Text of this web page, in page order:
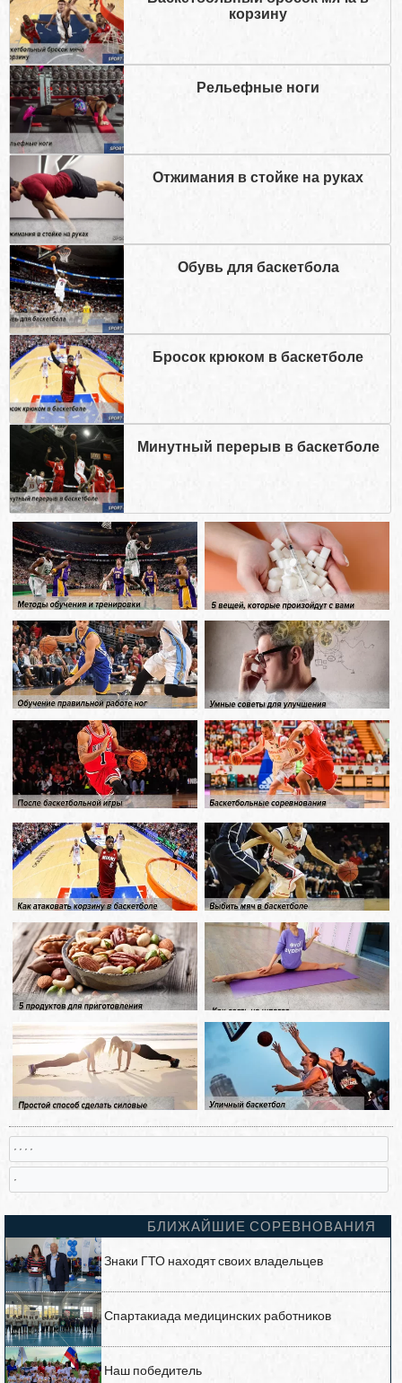
корзину
Рельефные ноги
Отжимания в стойке на руках
Обувь для баскетбола
Бросок крюком в баскетболе
Минутный перерыв в баскетболе
БЛИЖАЙШИЕ СОРЕВНОВАНИЯ
Знаки ГТО находят своих владельцев
Спартакиада медицинских работников
Наш победитель